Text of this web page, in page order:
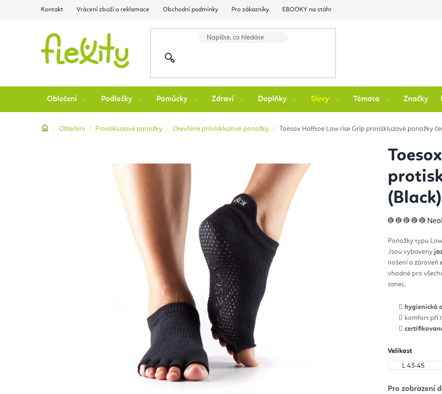
Kontakt Vrácení zboží a reklamace Obchodní podmínky Pro zákazníky EBOOKY na stáhnutí
Oblečení Podložky Pomůcky Zdraví Doplňky Slevy Témata Značky
DomůOblečení Protiskluzové ponožky Otevřené protiskluzové ponožky Toesox Halftoe Low rise Grip protiskluzové ponožky
(Black)
0,0
5
Ponožky typu
Jsou vybaveny
nošení a zároveň
vhodné pro
tanec.
hygienická
komfort při
Velikost